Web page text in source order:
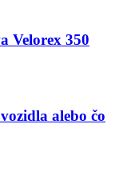
Velorex 350
alebo čo